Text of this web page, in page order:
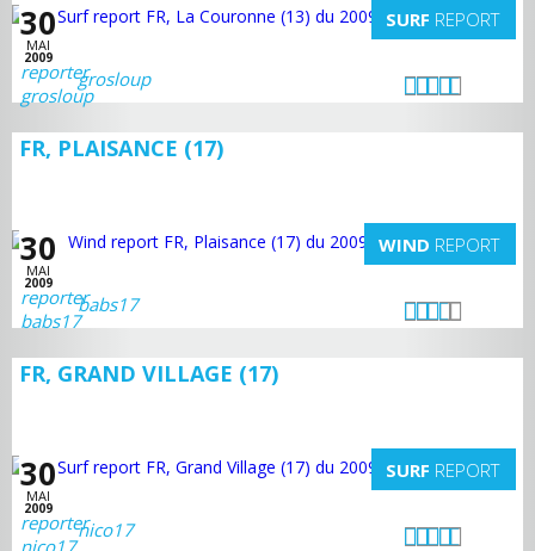
30
MAI
2009
SURF REPORT
grosloup
FR, PLAISANCE (17)
30
MAI
2009
WIND REPORT
babs17
FR, GRAND VILLAGE (17)
30
MAI
2009
SURF REPORT
nico17